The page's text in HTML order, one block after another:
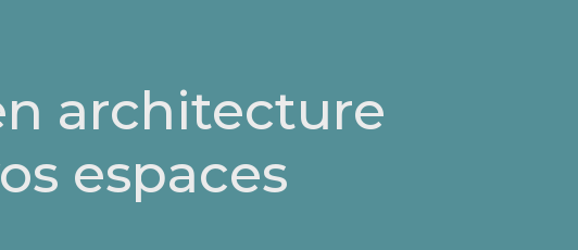
architecture
espaces